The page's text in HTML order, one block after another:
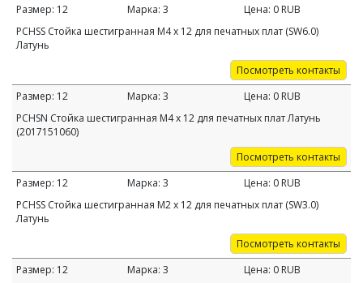
Размер: 12 Марка: 3 Цена: 0 RUB
PCHSS Стойка шестигранная M4 х 12 для печатных плат (SW6.0)
Латунь
Посмотреть контакты
Размер: 12 Марка: 3 Цена: 0 RUB
PCHSN Стойка шестигранная M4 х 12 для печатных плат Латунь
(2017151060)
Посмотреть контакты
Размер: 12 Марка: 3 Цена: 0 RUB
PCHSS Стойка шестигранная M2 х 12 для печатных плат (SW3.0)
Латунь
Посмотреть контакты
Размер: 12 Марка: 3 Цена: 0 RUB